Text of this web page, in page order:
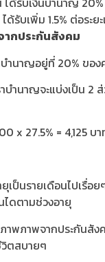
รับเพิ่ม 1.5% ต่อระย
กประกันสังคม
ำนาญอยู่ที่ 20% ขอ
ำนาญจะแบ่งเป็น 2
x 27.5% = 4,125
เป็นรายเดือนไปเรื่
ดตามช่วงอายุ
าพภาพจากประกัน
ตสบายๆ